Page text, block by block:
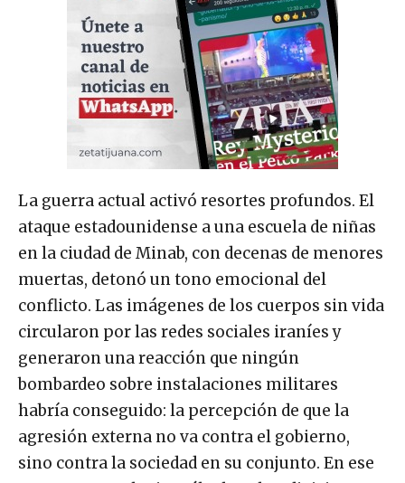
La guerra actual activó resortes profundos. El
ataque estadounidense a una escuela de niñas
en la ciudad de Minab, con decenas de menores
muertas, detonó un tono emocional del
conflicto. Las imágenes de los cuerpos sin vida
circularon por las redes sociales iraníes y
generaron una reacción que ningún
bombardeo sobre instalaciones militares
habría conseguido: la percepción de que la
agresión externa no va contra el gobierno,
sino contra la sociedad en su conjunto. En ese